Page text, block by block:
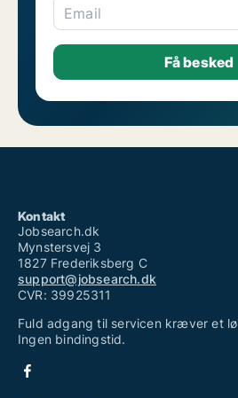
Email
Kontakt
Jobsearch.dk
Mynstersvej 3
1827 Frederiksberg C
support@jobsearch.dk
CVR: 39925311
Fuld adgang til servicen kræver et
Ingen bindingstid.